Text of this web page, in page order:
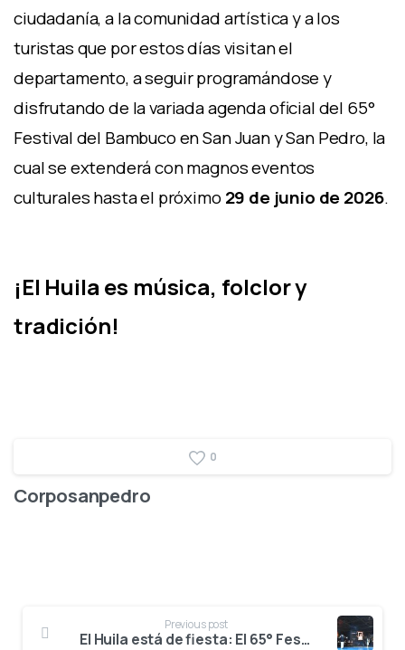
ciudadanía, a la comunidad artística y a los
turistas que por estos días visitan el
departamento, a seguir programándose y
disfrutando de la variada agenda oficial del 65°
Festival del Bambuco en San Juan y San Pedro, la
cual se extenderá con magnos eventos
culturales hasta el próximo 29 de junio de 2026.
¡El Huila es música, folclor y
tradición!
0
Corposanpedro
Previous post
El Huila está de fiesta: El 65° Festival del Bambuco en San Juan y San Pedro impulsa el turismo cultural y la identidad opita